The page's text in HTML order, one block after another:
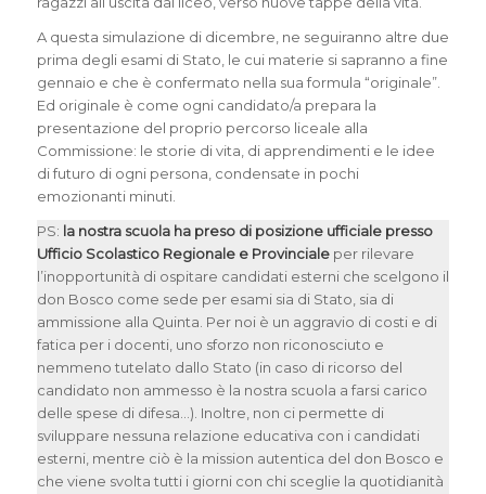
A questa simulazione di dicembre, ne seguiranno altre due
prima degli esami di Stato, le cui materie si sapranno a fine
gennaio e che è confermato nella sua formula “originale”.
Ed originale è come ogni candidato/a prepara la
presentazione del proprio percorso liceale alla
Commissione: le storie di vita, di apprendimenti e le idee
di futuro di ogni persona, condensate in pochi
emozionanti minuti.
PS: la nostra scuola ha preso di posizione ufficiale presso
Ufficio Scolastico Regionale e Provincialeper rilevare
l’inopportunità di ospitare candidati esterni che scelgono il
don Bosco come sede per esami sia di Stato, sia di
ammissione alla Quinta. Per noi è un aggravio di costi e di
fatica per i docenti, uno sforzo non riconosciuto e
nemmeno tutelato dallo Stato (in caso di ricorso del
candidato non ammesso è la nostra scuola a farsi carico
delle spese di difesa…). Inoltre, non ci permette di
sviluppare nessuna relazione educativa con i candidati
esterni, mentre ciò è la mission autentica del don Bosco e
che viene svolta tutti i giorni con chi sceglie la quotidianità